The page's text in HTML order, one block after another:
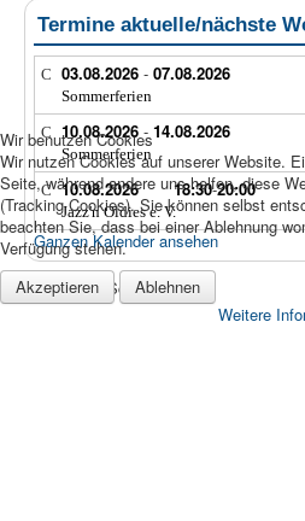
Termine aktuelle/nächste
03.08.2026- 07.08.2026
Sommerferien
10.08.2026- 14.08.2026
Sommerferien
10.08.2026 18:30-20:00
Jazz'n Oldies e. V.
Ganzen Kalender ansehen
© 2026 Merian-Schule Berlin
Wir benutzen Cookies
Wir nutzen Cookies auf unserer Website.
Seite, während andere uns helfen, diese
(Tracking Cookies). Sie können selbst
beachten Sie, dass bei einer Ablehnung
Verfügung stehen.
Akzeptieren
Ablehnen
Weitere